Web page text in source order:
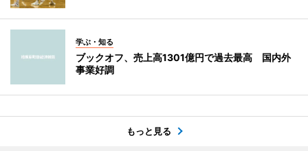
学ぶ・知る
ブックオフ、売上高1301億円で過去最高 国内外
事業好調
もっと見る